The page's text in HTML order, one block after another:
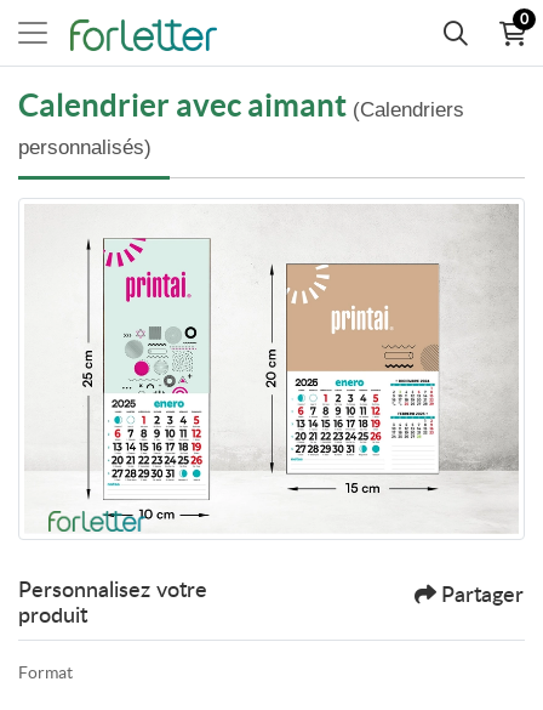
0
Calendrier avec aimant (Calendriers
personnalisés)
Personnalisez votre
produit
Partager
Format